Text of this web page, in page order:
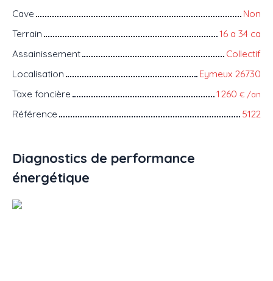
Cave
Non
Terrain
16 a 34 ca
Assainissement
Collectif
Localisation
Eymeux 26730
Taxe foncière
1 260 € /an
Référence 5122
Diagnostics de performance
énergétique